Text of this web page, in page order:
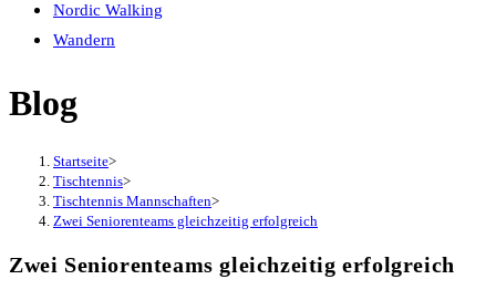
Nordic Walking
Wandern
Blog
Startseite>
Tischtennis>
Tischtennis Mannschaften>
Zwei Seniorenteams gleichzeitig erfolgreich
Zwei Seniorenteams gleichzeitig erfolgreich